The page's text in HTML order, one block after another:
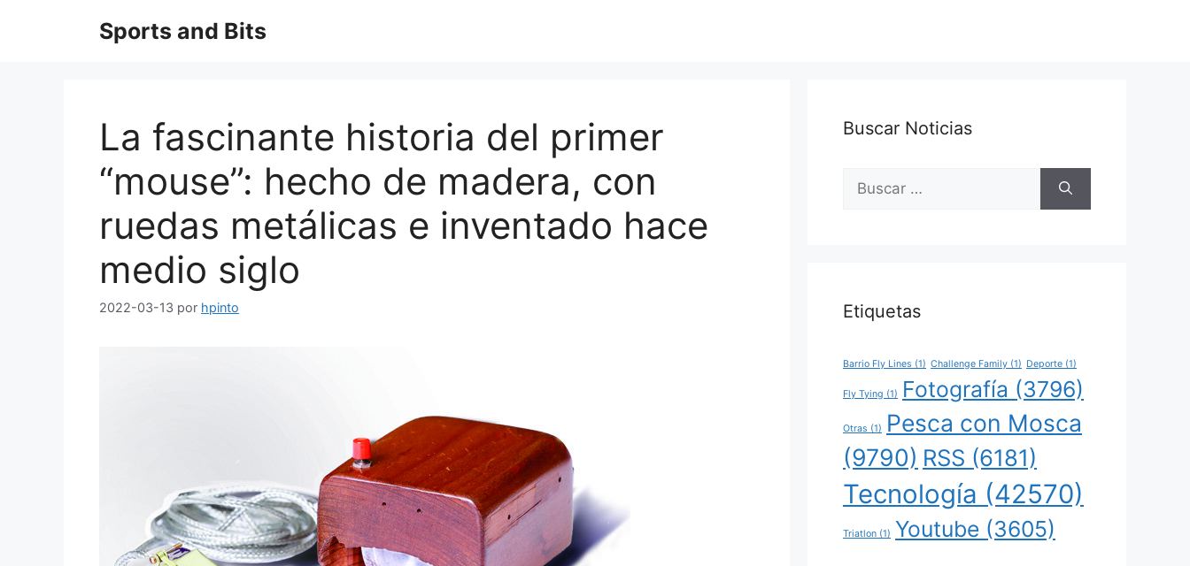
Sports and Bits
La fascinante historia del primer
“mouse”: hecho de madera, con
ruedas metálicas e inventado hace
medio siglo
2022-03-13 por hpinto
Buscar Noticias
Buscar:
Etiquetas
Barrio Fly Lines (1) Challenge Family (1) Deporte (1)
Fly Tying (1) Fotografía (3796)
Otras (1)
Pesca con Mosca
(9790) RSS (6181)
Tecnología (42570)
Triatlon (1) Youtube (3605)